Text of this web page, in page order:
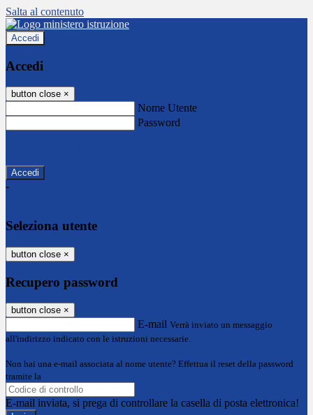
Salta al contenuto
Accedi
Accedi
button close ×
Nome Utente
Password
-
Seleziona utente
button close ×
Recupero password
button close ×
E-mail Verrà inviato un messaggio
all'indirizzo indicato con le istruzioni necessarie.
Non hai una e-mail associata al nome utente? Effettua il reset della password
tramite la
E-mail inviata, si prega di controllare la casella di posta elettronica!